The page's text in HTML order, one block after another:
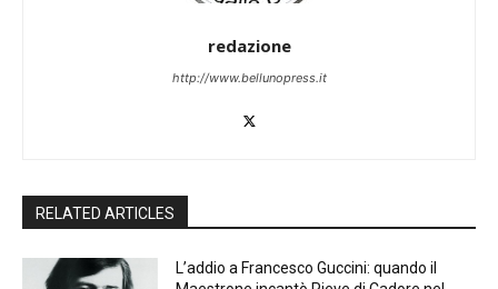
redazione
http://www.bellunopress.it
RELATED ARTICLES
L’addio a Francesco Guccini: quando il